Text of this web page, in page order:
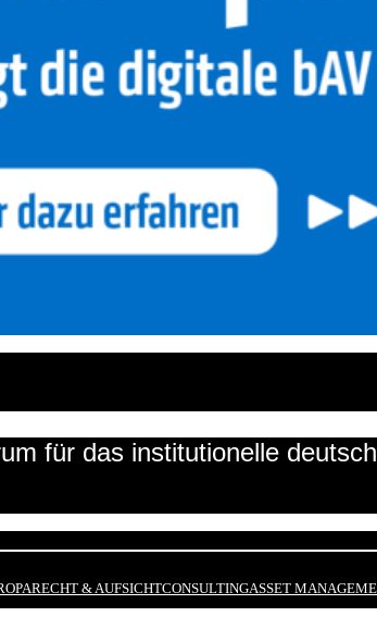
für das institutionelle
RECHT & AUFSICHTCONSULTINGASSET